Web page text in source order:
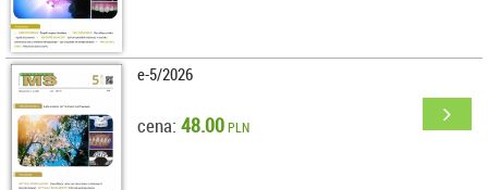
e-5/2026
cena: 48.00PLN